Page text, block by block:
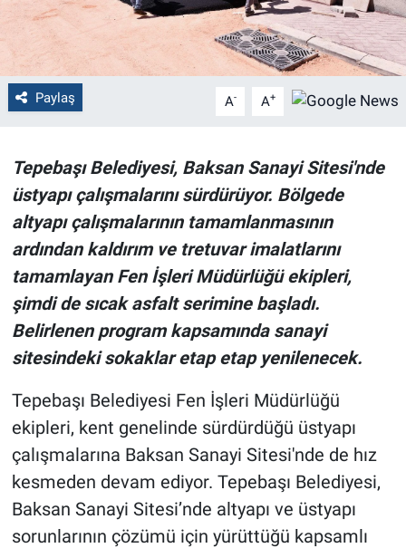
Paylaş A- A+
Tepebaşı Belediyesi, Baksan Sanayi Sitesi'nde
üstyapı çalışmalarını sürdürüyor. Bölgede
altyapı çalışmalarının tamamlanmasının
ardından kaldırım ve tretuvar imalatlarını
tamamlayan Fen İşleri Müdürlüğü ekipleri,
şimdi de sıcak asfalt serimine başladı.
Belirlenen program kapsamında sanayi
sitesindeki sokaklar etap etap yenilenecek.
Tepebaşı Belediyesi Fen İşleri Müdürlüğü
ekipleri, kent genelinde sürdürdüğü üstyapı
çalışmalarına Baksan Sanayi Sitesi'nde de hız
kesmeden devam ediyor. Tepebaşı Belediyesi,
Baksan Sanayi Sitesi’nde altyapı ve üstyapı
sorunlarının çözümü için yürüttüğü kapsamlı
Yerel
Magazin